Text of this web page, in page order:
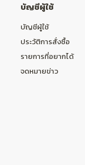
บัญชีผู้ใช้
บัญชีผู้ใช้
ประวัติการสั่งซื้อ
รายการที่อยากได้
จดหมายข่าว